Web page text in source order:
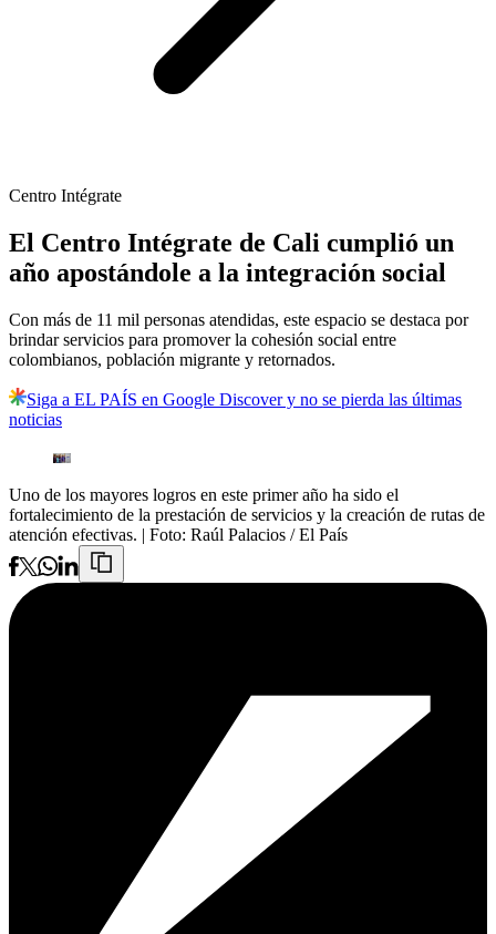
Centro Intégrate
El Centro Intégrate de Cali cumplió un
año apostándole a la integración social
Con más de 11 mil personas atendidas, este espacio se destaca por
brindar servicios para promover la cohesión social entre
colombianos, población migrante y retornados.
Siga a EL PAÍS en Google Discover y no se pierda las últimas
noticias
Uno de los mayores logros en este primer año ha sido el
fortalecimiento de la prestación de servicios y la creación de rutas de
atención efectivas. | Foto: Raúl Palacios / El País